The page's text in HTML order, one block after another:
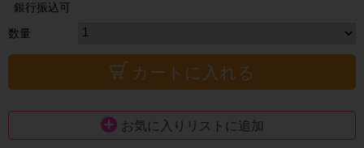
銀行振込可
数量
カートに入れる
お気に入りリストに追加